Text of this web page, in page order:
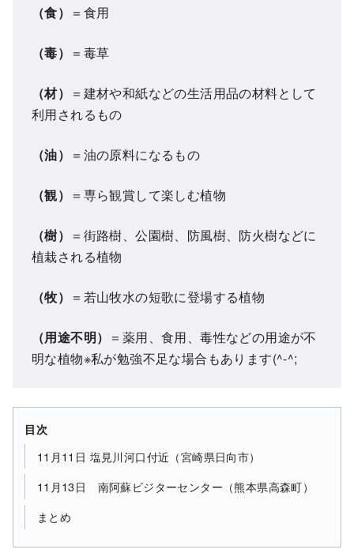
（食） ＝食用
（毒） ＝毒草
（材） ＝建材や和紙などの生活用品の材料として
利用されるもの
（油） ＝油の原料になるもの
（観） ＝専ら観賞して楽しむ植物
（樹） ＝街路樹、公園樹、防風樹、防火樹などに
植栽される植物
（牧） ＝若山牧水の短歌に登場する植物
（用途不明） ＝薬用、食用、毒性などの用途が不
明な植物※私が勉強不足な場合もあります(^-^;
目次
11月11日 塩見川河口付近（宮崎県日向市）
11月13日 南阿蘇ビジターセンター（熊本県高森町）
まとめ